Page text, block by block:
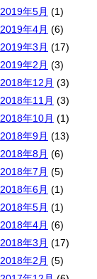
2019年5月 (1)
2019年4月 (6)
2019年3月 (17)
2019年2月 (3)
2018年12月 (3)
2018年11月 (3)
2018年10月 (1)
2018年9月 (13)
2018年8月 (6)
2018年7月 (5)
2018年6月 (1)
2018年5月 (1)
2018年4月 (6)
2018年3月 (17)
2018年2月 (5)